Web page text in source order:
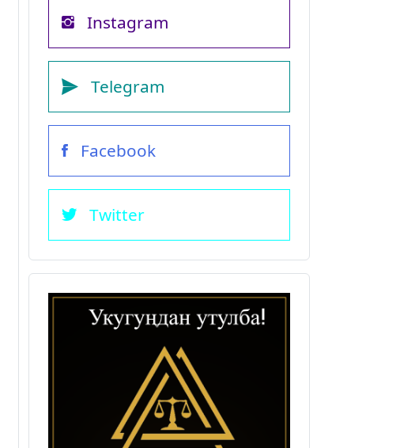
Instagram
Telegram
Facebook
Twitter